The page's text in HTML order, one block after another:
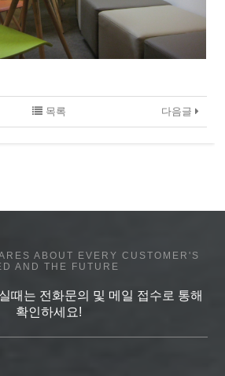
다음글
목록
ABOUT EVERY CUSTOMER'S
AND THE FUTURE
때는 전화문의 및 메일 접수로 통해
확인하세요!